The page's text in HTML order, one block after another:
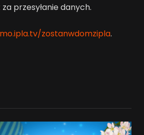
przesyłanie danych.
zostanwdomzipla.